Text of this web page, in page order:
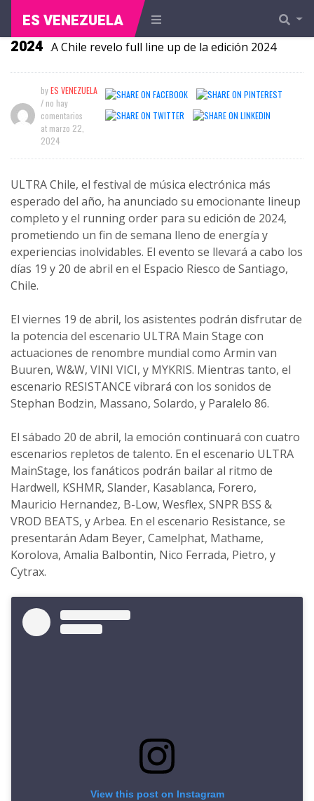
ES VENEZUELA
ULTRA Chile revelo full line up de la edición
2024
byES VENEZUELA
/ no hay
comentarios
at marzo 22,
2024
ULTRA Chile, el festival de música electrónica más
esperado del año, ha anunciado su emocionante lineup
completo y el running order para su edición de 2024,
prometiendo un fin de semana lleno de energía y
experiencias inolvidables. El evento se llevará a cabo los
días 19 y 20 de abril en el Espacio Riesco de Santiago,
Chile.
El viernes 19 de abril, los asistentes podrán disfrutar de
la potencia del escenario ULTRA Main Stage con
actuaciones de renombre mundial como Armin van
Buuren, W&W, VINI VICI, y MYKRIS. Mientras tanto, el
escenario RESISTANCE vibrará con los sonidos de
Stephan Bodzin, Massano, Solardo, y Paralelo 86.
El sábado 20 de abril, la emoción continuará con cuatro
escenarios repletos de talento. En el escenario ULTRA
MainStage, los fanáticos podrán bailar al ritmo de
Hardwell, KSHMR, Slander, Kasablanca, Forero,
Mauricio Hernandez, B-Low, Wesflex, SNPR BSS &
VROD BEATS, y Arbea. En el escenario Resistance, se
presentarán Adam Beyer, Camelphat, Mathame,
Korolova, Amalia Balbontin, Nico Ferrada, Pietro, y
Cytrax.
View this post on Instagram